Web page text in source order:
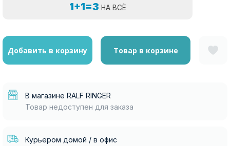
1+1=3 НА ВСЁ
Добавить в корзину Товар в корзине
В магазине RALF RINGER
Товар недоступен для заказа
Курьером домой / в офис